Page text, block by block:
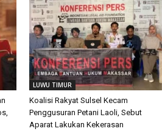
LUWU TIMUR
Koalisi Rakyat Sulsel Kecam
Penggusuran Petani Laoli, Sebut
Aparat Lakukan Kekerasan